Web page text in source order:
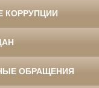
КОРРУПЦИИ
ОБРАЩЕНИЯ